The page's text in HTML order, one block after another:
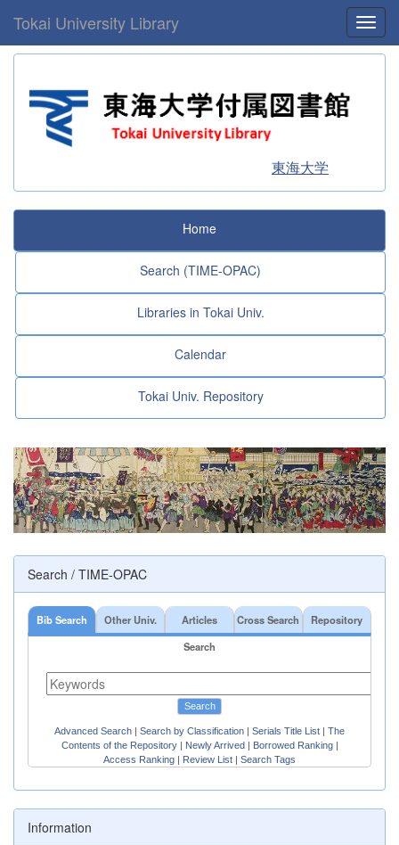
Tokai University Library
東海大学
Home
Search (TIME-OPAC)
Libraries in Tokai Univ.
Calendar
Tokai Univ. Repository
Search / TIME-OPAC
Bib Search Other Univ.
Articles
Search
Cross Search Repository
Search
Advanced Search Search by Classification Serials Title List
The
Contents of the Repository| Newly Arrived Borrowed Ranking|
Access Ranking
Review List Search Tags
Information